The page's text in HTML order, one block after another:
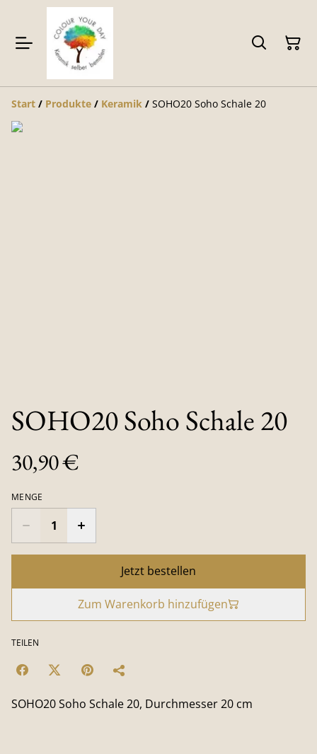
Start / Produkte / Keramik / SOHO20 Soho Schale 20
SOHO20 Soho Schale 20
30,90 €
MENGE
Jetzt bestellen
Zum Warenkorb hinzufügen
TEILEN
SOHO20 Soho Schale 20, Durchmesser 20 cm